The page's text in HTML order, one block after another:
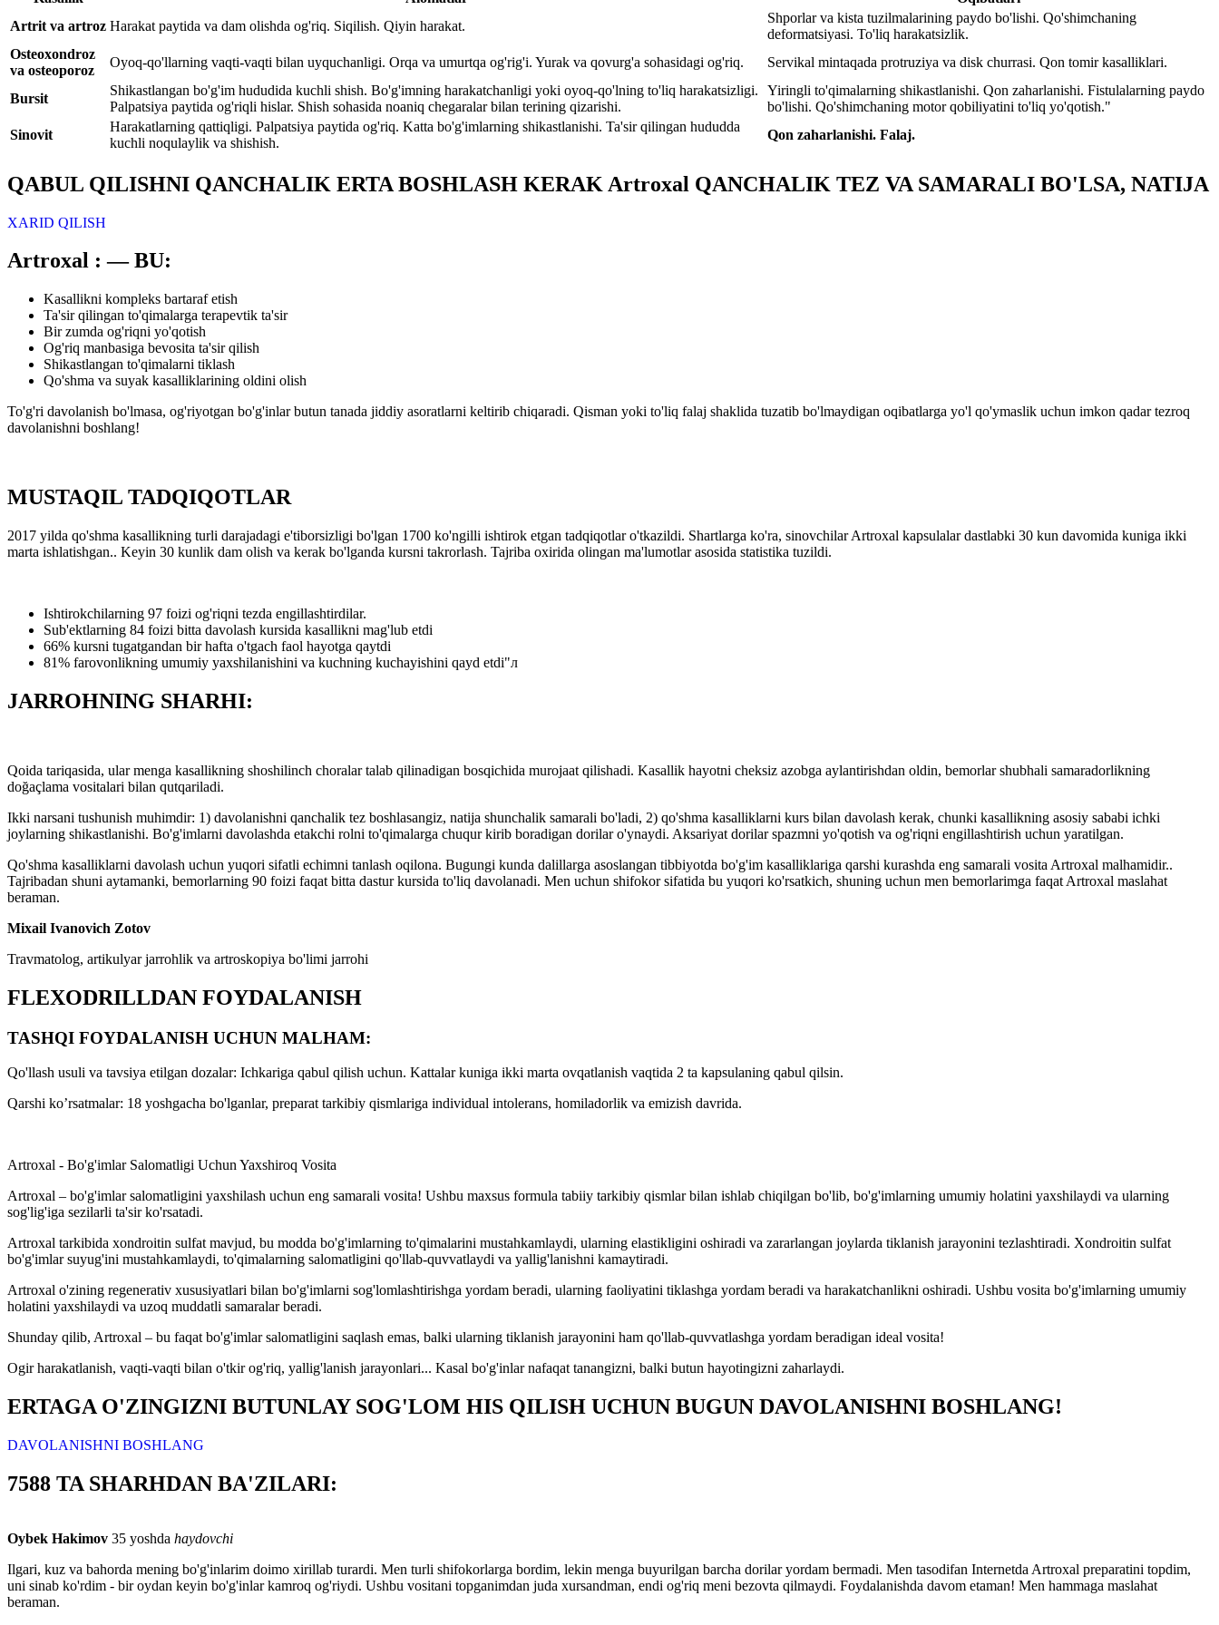
Artrit va artroz Harakat paytida va dam olishda og'riq. Siqilish. Qiyin harakat.
Shporlar va kista tuzilmalarining paydo bo'lishi. Qo'shimchaning
deformatsiyasi. To'liq harakatsizlik.
Osteoxondroz
va osteoporoz
Oyoq-qo'llarning vaqti-vaqti bilan uyquchanligi. Orqa va umurtqa og'rig'i. Yurak va qovurg'a sohasidagi og'riq. Servikal mintaqada protruziya va disk churrasi. Qon tomir kasalliklari.
Bursit
Shikastlangan bo'g'im hududida kuchli shish. Bo'g'imning harakatchanligi yoki oyoq-qo'lning to'liq harakatsizligi.
Palpatsiya paytida og'riqli hislar. Shish sohasida noaniq chegaralar bilan terining qizarishi.
Yiringli to'qimalarning shikastlanishi. Qon zaharlanishi. Fistulalarning paydo
bo'lishi. Qo'shimchaning motor qobiliyatini to'liq yo'qotish."
Sinovit
Harakatlarning qattiqligi. Palpatsiya paytida og'riq. Katta bo'g'imlarning shikastlanishi. Ta'sir qilingan hududda
kuchli noqulaylik va shishish.
Qon zaharlanishi. Falaj.
QABUL QILISHNI QANCHALIK ERTA BOSHLASH KERAK Artroxal QANCHALIK TEZ VA SAMARALI BO'LSA, NATIJA
XARID QILISH
Artroxal : — BU:
Kasallikni kompleks bartaraf etish
Ta'sir qilingan to'qimalarga terapevtik ta'sir
Bir zumda og'riqni yo'qotish
Og'riq manbasiga bevosita ta'sir qilish
Shikastlangan to'qimalarni tiklash
Qo'shma va suyak kasalliklarining oldini olish
To'g'ri davolanish bo'lmasa, og'riyotgan bo'g'inlar butun tanada jiddiy asoratlarni keltirib chiqaradi. Qisman yoki to'liq falaj shaklida tuzatib bo'lmaydigan oqibatlarga yo'l qo'ymaslik uchun imkon qadar tezroq
davolanishni boshlang!
MUSTAQIL TADQIQOTLAR
2017 yilda qo'shma kasallikning turli darajadagi e'tiborsizligi bo'lgan 1700 ko'ngilli ishtirok etgan tadqiqotlar o'tkazildi. Shartlarga ko'ra, sinovchilar Artroxal kapsulalar dastlabki 30 kun davomida kuniga ikki
marta ishlatishgan.. Keyin 30 kunlik dam olish va kerak bo'lganda kursni takrorlash. Tajriba oxirida olingan ma'lumotlar asosida statistika tuzildi.
Ishtirokchilarning 97 foizi og'riqni tezda engillashtirdilar.
Sub'ektlarning 84 foizi bitta davolash kursida kasallikni mag'lub etdi
66% kursni tugatgandan bir hafta o'tgach faol hayotga qaytdi
81% farovonlikning umumiy yaxshilanishini va kuchning kuchayishini qayd etdi"л
JARROHNING SHARHI:
Qoida tariqasida, ular menga kasallikning shoshilinch choralar talab qilinadigan bosqichida murojaat qilishadi. Kasallik hayotni cheksiz azobga aylantirishdan oldin, bemorlar shubhali samaradorlikning
doğaçlama vositalari bilan qutqariladi.
Ikki narsani tushunish muhimdir: 1) davolanishni qanchalik tez boshlasangiz, natija shunchalik samarali bo'ladi, 2) qo'shma kasalliklarni kurs bilan davolash kerak, chunki kasallikning asosiy sababi ichki
joylarning shikastlanishi. Bo'g'imlarni davolashda etakchi rolni to'qimalarga chuqur kirib boradigan dorilar o'ynaydi. Aksariyat dorilar spazmni yo'qotish va og'riqni engillashtirish uchun yaratilgan.
Qo'shma kasalliklarni davolash uchun yuqori sifatli echimni tanlash oqilona. Bugungi kunda dalillarga asoslangan tibbiyotda bo'g'im kasalliklariga qarshi kurashda eng samarali vosita Artroxal malhamidir..
Tajribadan shuni aytamanki, bemorlarning 90 foizi faqat bitta dastur kursida to'liq davolanadi. Men uchun shifokor sifatida bu yuqori ko'rsatkich, shuning uchun men bemorlarimga faqat Artroxal maslahat
beraman.
Mixail Ivanovich Zotov
Travmatolog, artikulyar jarrohlik va artroskopiya bo'limi jarrohi
FLEXODRILLDAN FOYDALANISH
TASHQI FOYDALANISH UCHUN MALHAM:
Qo'llash usuli va tavsiya etilgan dozalar: Ichkariga qabul qilish uchun. Kattalar kuniga ikki marta ovqatlanish vaqtida 2 ta kapsulaning qabul qilsin.
Qarshi ko’rsatmalar: 18 yoshgacha bo'lganlar, preparat tarkibiy qismlariga individual intolerans, homiladorlik va emizish davrida.
Artroxal - Bo'g'imlar Salomatligi Uchun Yaxshiroq Vosita
Artroxal – bo'g'imlar salomatligini yaxshilash uchun eng samarali vosita! Ushbu maxsus formula tabiiy tarkibiy qismlar bilan ishlab chiqilgan bo'lib, bo'g'imlarning umumiy holatini yaxshilaydi va ularning
sog'lig'iga sezilarli ta'sir ko'rsatadi.
Artroxal tarkibida xondroitin sulfat mavjud, bu modda bo'g'imlarning to'qimalarini mustahkamlaydi, ularning elastikligini oshiradi va zararlangan joylarda tiklanish jarayonini tezlashtiradi. Xondroitin sulfat
bo'g'imlar suyug'ini mustahkamlaydi, to'qimalarning salomatligini qo'llab-quvvatlaydi va yallig'lanishni kamaytiradi.
Artroxal o'zining regenerativ xususiyatlari bilan bo'g'imlarni sog'lomlashtirishga yordam beradi, ularning faoliyatini tiklashga yordam beradi va harakatchanlikni oshiradi. Ushbu vosita bo'g'imlarning umumiy
holatini yaxshilaydi va uzoq muddatli samaralar beradi.
Shunday qilib, Artroxal – bu faqat bo'g'imlar salomatligini saqlash emas, balki ularning tiklanish jarayonini ham qo'llab-quvvatlashga yordam beradigan ideal vosita!
Ogir harakatlanish, vaqti-vaqti bilan o'tkir og'riq, yallig'lanish jarayonlari... Kasal bo'g'inlar nafaqat tanangizni, balki butun hayotingizni zaharlaydi.
ERTAGA O'ZINGIZNI BUTUNLAY SOG'LOM HIS QILISH UCHUN BUGUN DAVOLANISHNI BOSHLANG!
DAVOLANISHNI BOSHLANG
7588 TA SHARHDAN BA'ZILARI:
Oybek Hakimov 35 yoshda haydovchi
Ilgari, kuz va bahorda mening bo'g'inlarim doimo xirillab turardi. Men turli shifokorlarga bordim, lekin menga buyurilgan barcha dorilar yordam bermadi. Men tasodifan Internetda Artroxal preparatini topdim,
uni sinab ko'rdim - bir oydan keyin bo'g'inlar kamroq og'riydi. Ushbu vositani topganimdan juda xursandman, endi og'riq meni bezovta qilmaydi. Foydalanishda davom etaman! Men hammaga maslahat
beraman.